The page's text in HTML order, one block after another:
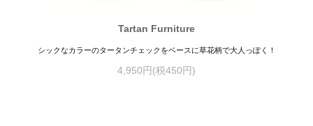
Tartan Furniture
シックなカラーのタータンチェックをベースに草花柄で大人っぽく！
4,950円(税450円)